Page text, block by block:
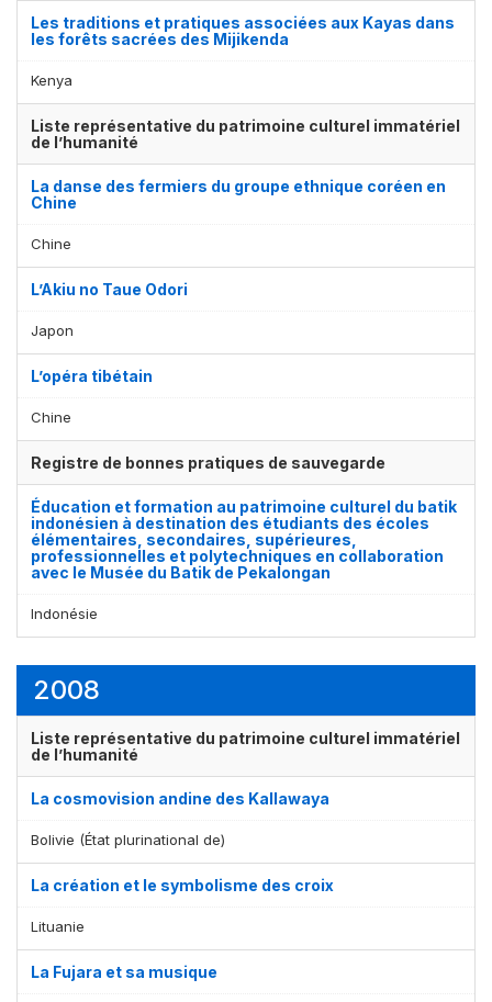
Les traditions et pratiques associées aux Kayas dans
les forêts sacrées des Mijikenda
Kenya
Liste représentative du patrimoine culturel immatériel
de l’humanité
La danse des fermiers du groupe ethnique coréen en
Chine
Chine
L’Akiu no Taue Odori
Japon
L’opéra tibétain
Chine
Registre de bonnes pratiques de sauvegarde
Éducation et formation au patrimoine culturel du batik
indonésien à destination des étudiants des écoles
élémentaires, secondaires, supérieures,
professionnelles et polytechniques en collaboration
avec le Musée du Batik de Pekalongan
Indonésie
2008
Liste représentative du patrimoine culturel immatériel
de l’humanité
La cosmovision andine des Kallawaya
Bolivie (État plurinational de)
La création et le symbolisme des croix
Lituanie
La Fujara et sa musique